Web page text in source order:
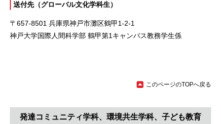
送付先（グローバル文化学科生）
〒657-8501 兵庫県神戸市灘区鶴甲1-2-1
神戸大学国際人間科学部 鶴甲第1キャンパス教務学生係
このページのTOPへ戻る
発達コミュニティ学科、環境共生学科、子ども教育